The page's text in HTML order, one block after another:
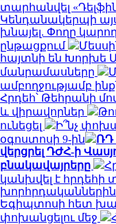
տարհանվել
Կենդանակերպի
խնայել. Փողը
ընթացքում
հայտնի են Խորխե
մանրամասները
ամբողջությամբ
Հրդեհ՝ Թեհրանի
և վիրավորներ
ունեցել
Ի՞նչ
օգոստոսի 9-ին
ՌԴ
վերցրել ԴԺՀ-ի
բնակավայրերը
կանխվել է հրդեհի
Եգիպտոսի հետ
փոխանցելու մեջ